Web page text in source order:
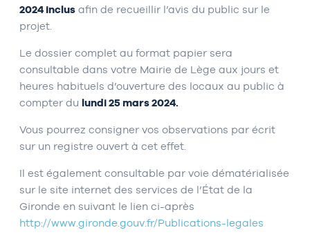
2024 inclus afin de recueillir l’avis du public sur le
projet.
Le dossier complet au format papier sera
consultable dans votre Mairie de Lège aux jours et
heures habituels d’ouverture des locaux au public à
compter du lundi 25 mars 2024.
Vous pourrez consigner vos observations par écrit
sur un registre ouvert à cet effet.
Il est également consultable par voie dématérialisée
sur le site internet des services de l’État de la
Gironde en suivant le lien ci-après
http://www.gironde.gouv.fr/Publications-legales